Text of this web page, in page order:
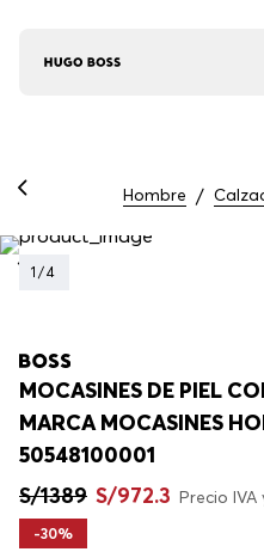
Hombre
1 /4
MOCASINES DE PIEL
MARCA MOCASINES
50548100001
S/1389 S/972.3 Precio IVA
-30%
Asistente Virtual
en línea